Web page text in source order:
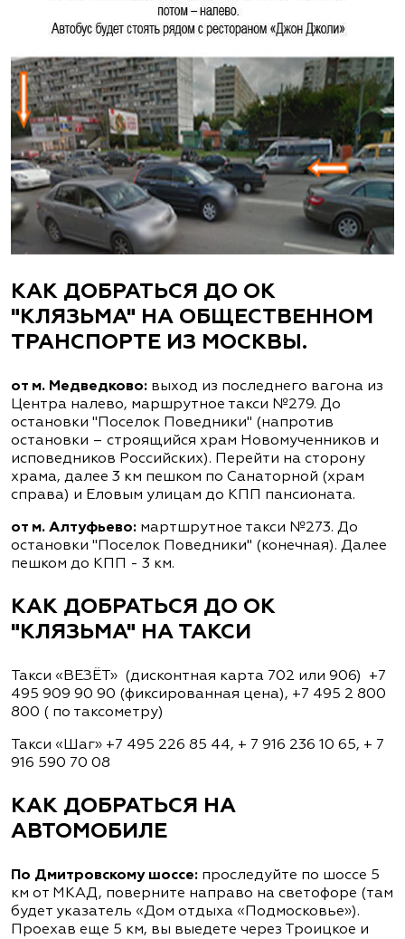
КАК ДОБРАТЬСЯ ДО ОК
"КЛЯЗЬМА" НА ОБЩЕСТВЕННОМ
ТРАНСПОРТЕ ИЗ МОСКВЫ.
от м. Медведково: выход из последнего вагона из
Центра налево, маршрутное такси №279. До
остановки "Поселок Поведники" (напротив
остановки – строящийся храм Новомученников и
исповедников Российских). Перейти на сторону
храма, далее 3 км пешком по Санаторной (храм
справа) и Еловым улицам до КПП пансионата.
от м. Алтуфьево: мартшрутное такси №273. До
остановки "Поселок Поведники" (конечная). Далее
пешком до КПП - 3 км.
КАК ДОБРАТЬСЯ ДО ОК
"КЛЯЗЬМА" НА ТАКСИ
Такси «ВЕЗЁТ» (дисконтная карта 702 или 906) +7
495 909 90 90 (фиксированная цена), +7 495 2 800
800 ( по таксометру)
Такси «Шаг» +7 495 226 85 44, + 7 916 236 10 65, + 7
916 590 70 08
КАК ДОБРАТЬСЯ НА
АВТОМОБИЛЕ
По Дмитровскому шоссе: проследуйте по шоссе 5
км от МКАД, поверните направо на светофоре (там
будет указатель «Дом отдыха «Подмосковье»).
Проехав еще 5 км, вы выедете через Троицкое и